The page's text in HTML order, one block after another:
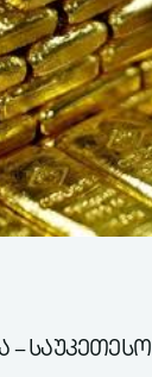
– საუკეთესო